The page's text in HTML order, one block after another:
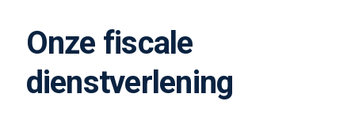
Onze fiscale
dienstverlening